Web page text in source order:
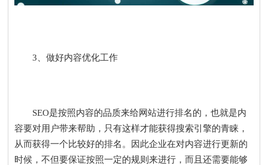
3、做好内容优化工作
SEO是按照内容的品质来给网站进行排名的，也就是内
容要对用户带来帮助，只有这样才能获得搜索引擎的青睐，
从而获得一个比较好的排名。因此企业在对内容进行更新的
时候，不但要保证按照一定的规则来进行，而且还需要能够